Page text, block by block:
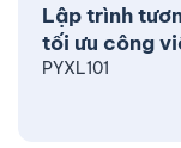
Lập trình
tối ưu công
PYXL101